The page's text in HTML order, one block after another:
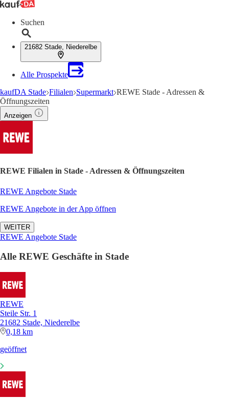
Suchen
21682 Stade, Niederelbe
Alle Prospekte
kaufDA Stade Filialen Supermarkt REWE Stade - Adressen &
Öffnungszeiten
Anzeigen
REWE Filialen in Stade - Adressen & Öffnungszeiten
REWE Angebote Stade
REWE Angebote in der App öffnen
WEITER
REWE Angebote Stade
Alle REWE Geschäfte in Stade
REWE
Steile Str. 1
21682 Stade, Niederelbe
0,18 km
geöffnet